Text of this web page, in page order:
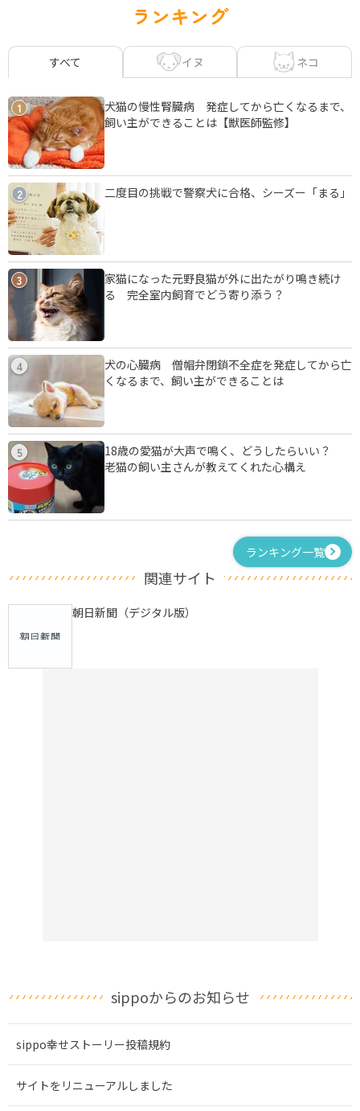
ランキング
すべて イヌ ネコ
1
犬猫の慢性腎臓病 発症してから亡くなるまで、
飼い主ができることは【獣医師監修】
2 二度目の挑戦で警察犬に合格、シーズー「まる」
3
家猫になった元野良猫が外に出たがり鳴き続け
る 完全室内飼育でどう寄り添う？
4
犬の心臓病 僧帽弁閉鎖不全症を発症してから亡
くなるまで、飼い主ができることは
5
18歳の愛猫が大声で鳴く、どうしたらいい？
老猫の飼い主さんが教えてくれた心構え
ランキング一覧
関連サイト
朝日新聞（デジタル版）
sippoからのお知らせ
sippo幸せストーリー投稿規約
サイトをリニューアルしました